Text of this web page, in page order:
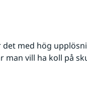
med hög
man vill ha koll på